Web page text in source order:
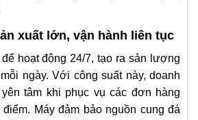
xuất lớn, vận hành liên tục
hoạt động 24/7, tạo ra sản lượng
ngày. Với công suất này, doanh
tâm khi phục vụ các đơn hàng
Máy đảm bảo nguồn cung đá